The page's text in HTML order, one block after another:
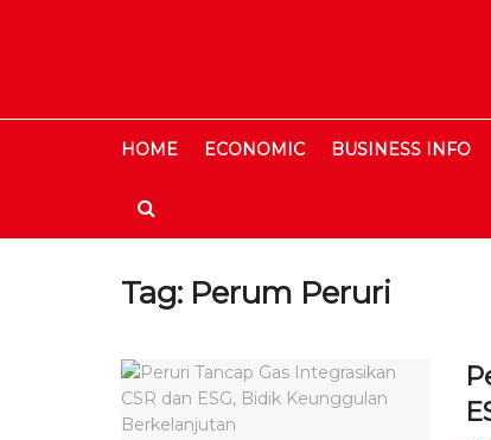
HOME ECONOMIC BUSINESS INFO
Tag: Perum Peruri